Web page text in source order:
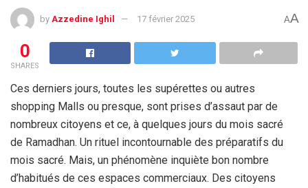
by Azzedine Ighil 17 février 2025 AA
0
SHARES
Ces derniers jours, toutes les supérettes ou autres
shopping Malls ou presque, sont prises d’assaut par de
nombreux citoyens et ce, à quelques jours du mois sacré
de Ramadhan. Un rituel incontournable des préparatifs du
mois sacré. Mais, un phénomène inquiète bon nombre
d’habitués de ces espaces commerciaux. Des citoyens